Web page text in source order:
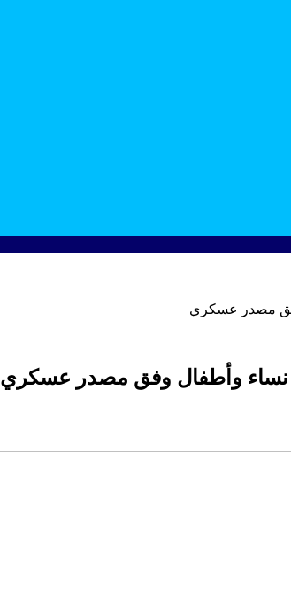
وفق مصدر عسكري
نساء وأطفال وفق مصدر عسكري